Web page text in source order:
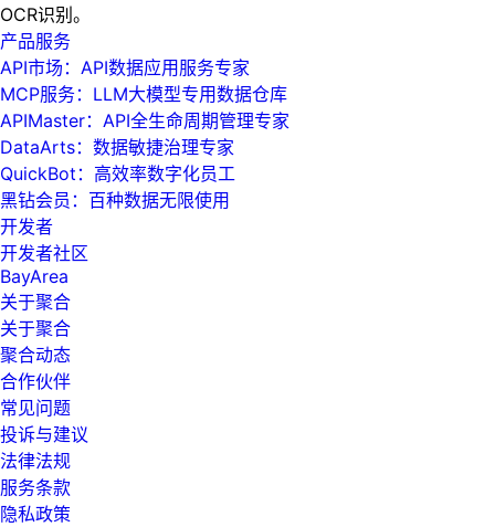
OCR识别。
产品服务
API市场：API数据应用服务专家
MCP服务：LLM大模型专用数据仓库
APIMaster：API全生命周期管理专家
DataArts：数据敏捷治理专家
QuickBot：高效率数字化员工
黑钻会员：百种数据无限使用
开发者
开发者社区
BayArea
关于聚合
关于聚合
聚合动态
合作伙伴
常见问题
投诉与建议
法律法规
服务条款
隐私政策